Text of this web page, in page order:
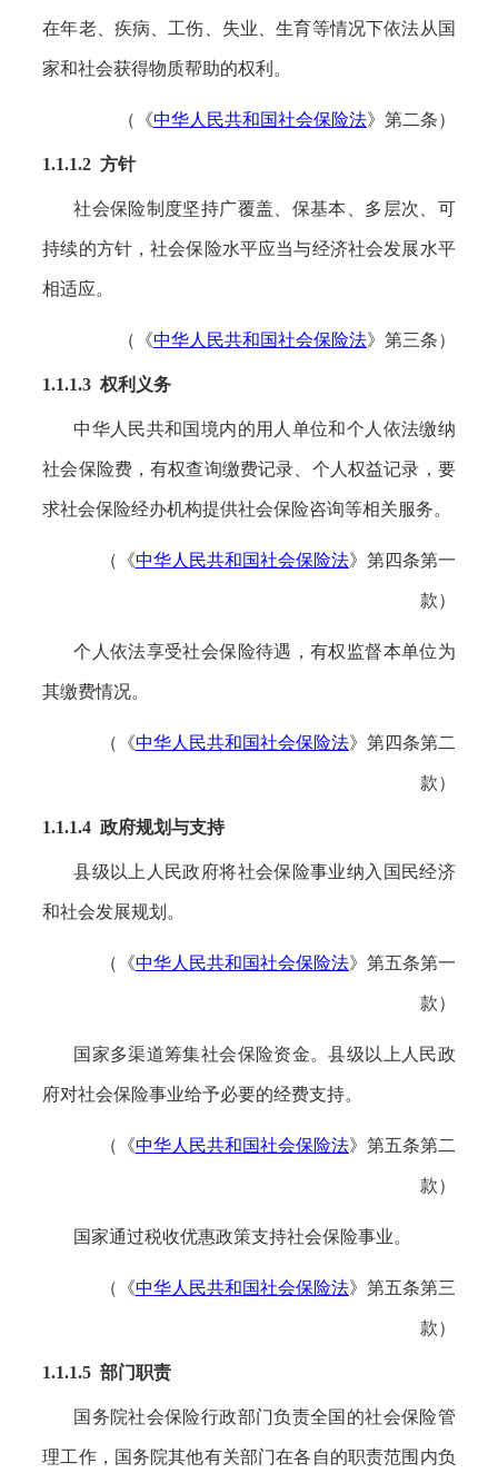
在年老、疾病、工伤、失业、生育等情况下依法从国
家和社会获得物质帮助的权利。
（《中华人民共和国社会保险法》第二条）
1.1.1.2 方针
社会保险制度坚持广覆盖、保基本、多层次、可
持续的方针，社会保险水平应当与经济社会发展水平
相适应。
（《中华人民共和国社会保险法》第三条）
1.1.1.3权利义务
中华人民共和国境内的用人单位和个人依法缴纳
社会保险费，有权查询缴费记录、个人权益记录，要
求社会保险经办机构提供社会保险咨询等相关服务。
（《中华人民共和国社会保险法》第四条第一
款）
个人依法享受社会保险待遇，有权监督本单位为
其缴费情况。
（《中华人民共和国社会保险法》第四条第二
款）
1.1.1.4 政府规划与支持
县级以上人民政府将社会保险事业纳入国民经济
和社会发展规划。
（《中华人民共和国社会保险法》第五条第一
款）
国家多渠道筹集社会保险资金。县级以上人民政
府对社会保险事业给予必要的经费支持。
（《中华人民共和国社会保险法》第五条第二
款）
国家通过税收优惠政策支持社会保险事业。
（《中华人民共和国社会保险法》第五条第三
款）
1.1.1.5 部门职责
国务院社会保险行政部门负责全国的社会保险管
理工作，国务院其他有关部门在各自的职责范围内负